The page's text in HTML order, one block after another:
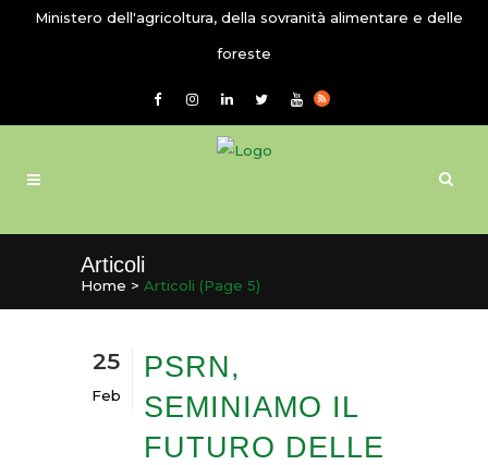
Ministero dell'agricoltura, della sovranità alimentare e delle
foreste
Articoli
Home > Articoli (Page 5)
25
Feb
PSRN,
SEMINIAMO IL
FUTURO DELLE